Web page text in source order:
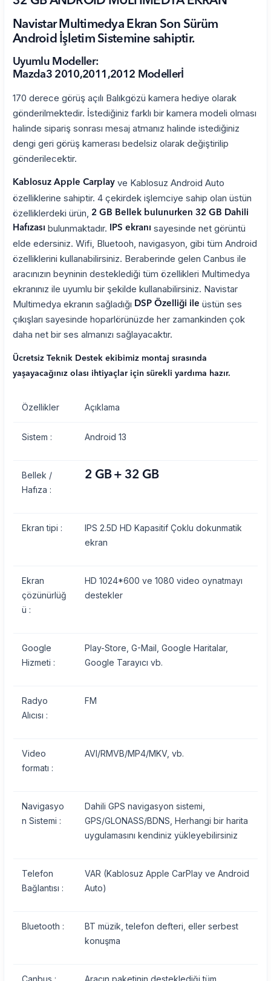
Navistar Multimedya Ekran Son Sürüm
Android İşletim Sistemine sahiptir.
Uyumlu Modeller:
Mazda3 2010,2011,2012 Modellerİ
170 derece görüş açılı Balıkgözü kamera hediye olarak
gönderilmektedir. İstediğiniz farklı bir kamera modeli olması
halinde sipariş sonrası mesaj atmanız halinde istediğiniz
dengi geri görüş kamerası bedelsiz olarak değiştirilip
gönderilecektir.
Kablosuz Apple Carplay ve Kablosuz Android Auto
özelliklerine sahiptir. 4 çekirdek işlemciye sahip olan üstün
özelliklerdeki ürün, 2 GB Bellek bulunurken 32 GB Dahili
Hafızası bulunmaktadır. IPS ekranı sayesinde net görüntü
elde edersiniz. Wifi, Bluetooh, navigasyon, gibi tüm Android
özelliklerini kullanabilirsiniz. Beraberinde gelen Canbus ile
aracınızın beyninin desteklediği tüm özellikleri Multimedya
ekranınız ile uyumlu bir şekilde kullanabilirsiniz. Navistar
Multimedya ekranın sağladığı DSP Özelliği ile üstün ses
çıkışları sayesinde hoparlörünüzde her zamankinden çok
daha net bir ses almanızı sağlayacaktır.
Ücretsiz Teknik Destek ekibimiz montaj sırasında
yaşayacağınız olası ihtiyaçlar için sürekli yardıma hazır.
Özellikler Açıklama
Sistem : Android 13
Bellek /
Hafıza :
2 GB + 32 GB
Ekran tipi :
IPS 2.5D HD Kapasitif Çoklu dokunmatik
ekran
Ekran
çözünürlüğ
ü :
HD 1024*600 ve 1080 video oynatmayı
destekler
Google
Hizmeti :
Play-Store, G-Mail, Google Haritalar,
Google Tarayıcı vb.
Radyo
Alıcısı :
FM
Video
formatı :
AVI/RMVB/MP4/MKV, vb.
Navigasyo
n Sistemi :
Dahili GPS navigasyon sistemi,
GPS/GLONASS/BDNS, Herhangi bir harita
uygulamasını kendiniz yükleyebilirsiniz
Telefon
Bağlantısı :
VAR (Kablosuz Apple CarPlay ve Android
Auto)
Bluetooth :
BT müzik, telefon defteri, eller serbest
konuşma
Canbus : Aracın paketinin desteklediği tüm